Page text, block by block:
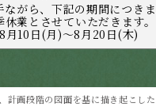
ながら、下記の期間につき
休業とさせていただきます。
8月10日(月)～8月20日(木)
画段階の図面を基に描き起こし